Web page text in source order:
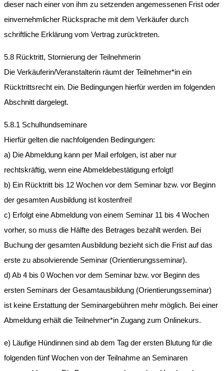
dieser nach einer von ihm zu setzenden angemessenen Frist oder
einvernehmlicher Rücksprache mit dem Verkäufer durch
schriftliche Erklärung vom Vertrag zurücktreten.
5.8 Rücktritt, Stornierung der Teilnehmerin
Die Verkäuferin/Veranstalterin räumt der Teilnehmer*in ein
Rücktrittsrecht ein. Die Bedingungen hierfür werden im folgenden
Abschnitt dargelegt.
5.8.1 Schulhundseminare
Hierfür gelten die nachfolgenden Bedingungen:
a) Die Abmeldung kann per Mail erfolgen, ist aber nur
rechtskräftig, wenn eine Abmeldebestätigung erfolgt!
b) Ein Rücktritt bis 12 Wochen vor dem Seminar bzw. vor Beginn
der gesamten Ausbildung ist kostenfrei!
c) Erfolgt eine Abmeldung von einem Seminar 11 bis 4 Wochen
vorher, so muss die Hälfte des Betrages bezahlt werden. Bei
Buchung der gesamten Ausbildung bezieht sich die Frist auf das
erste zu absolvierende Seminar (Orientierungsseminar).
d) Ab 4 bis 0 Wochen vor dem Seminar bzw. vor Beginn des
ersten Seminars der Gesamtausbildung (Orientierungsseminar)
ist keine Erstattung der Seminargebühren mehr möglich. Bei einer
Abmeldung erhält die Teilnehmer*in Zugang zum Onlinekurs.
e) Läufige Hündinnen sind ab dem Tag der ersten Blutung für die
folgenden fünf Wochen von der Teilnahme an Seminaren